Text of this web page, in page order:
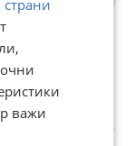
Варна
юли
страни
важи